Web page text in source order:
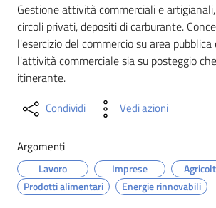
Gestione attività commerciali e
circoli privati, depositi di carburante.
l'esercizio del commercio su area
l'attività commerciale sia su posteggio
itinerante.
Condividi Vedi azioni
Argomenti
Lavoro Imprese
Prodotti alimentari
Energie rinnovabili